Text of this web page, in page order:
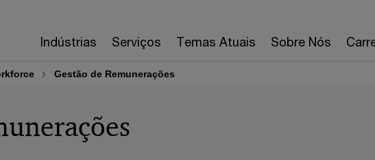
Indústrias Serviços Temas Atuais Sobre Nós
Gestão de Remunerações